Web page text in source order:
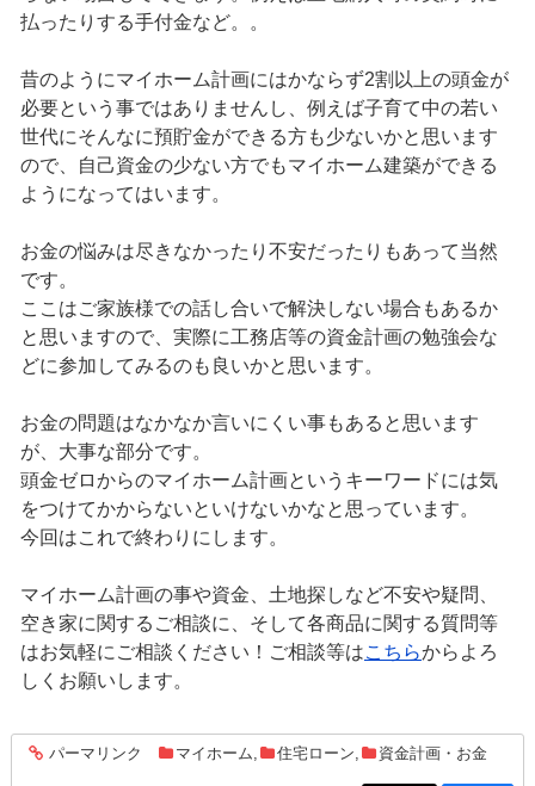
払ったりする手付金など。。
昔のようにマイホーム計画にはかならず2割以上の頭金が
必要という事ではありませんし、例えば子育て中の若い
世代にそんなに預貯金ができる方も少ないかと思います
ので、自己資金の少ない方でもマイホーム建築ができる
ようになってはいます。
お金の悩みは尽きなかったり不安だったりもあって当然
です。
ここはご家族様での話し合いで解決しない場合もあるか
と思いますので、実際に工務店等の資金計画の勉強会な
どに参加してみるのも良いかと思います。
お金の問題はなかなか言いにくい事もあると思います
が、大事な部分です。
頭金ゼロからのマイホーム計画というキーワードには気
をつけてかからないといけないかなと思っています。
今回はこれで終わりにします。
マイホーム計画の事や資金、土地探しなど不安や疑問、
空き家に関するご相談に、そして各商品に関する質問等
はお気軽にご相談ください！ご相談等はこちらからよろ
しくお願いします。
entry1402
パーマリンク マイホーム, 住宅ローン, 資金計画・お金